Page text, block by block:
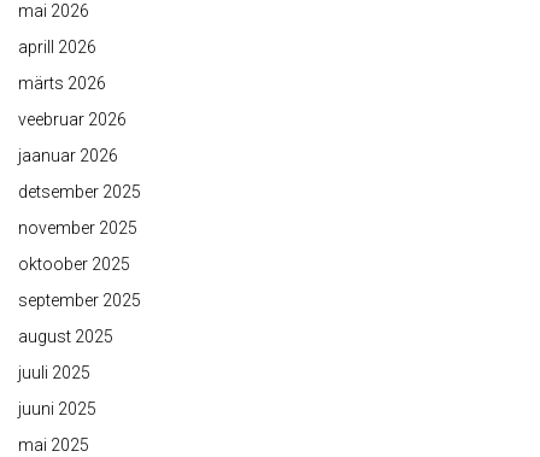
mai 2026
aprill 2026
märts 2026
veebruar 2026
jaanuar 2026
detsember 2025
november 2025
oktoober 2025
september 2025
august 2025
juuli 2025
juuni 2025
mai 2025